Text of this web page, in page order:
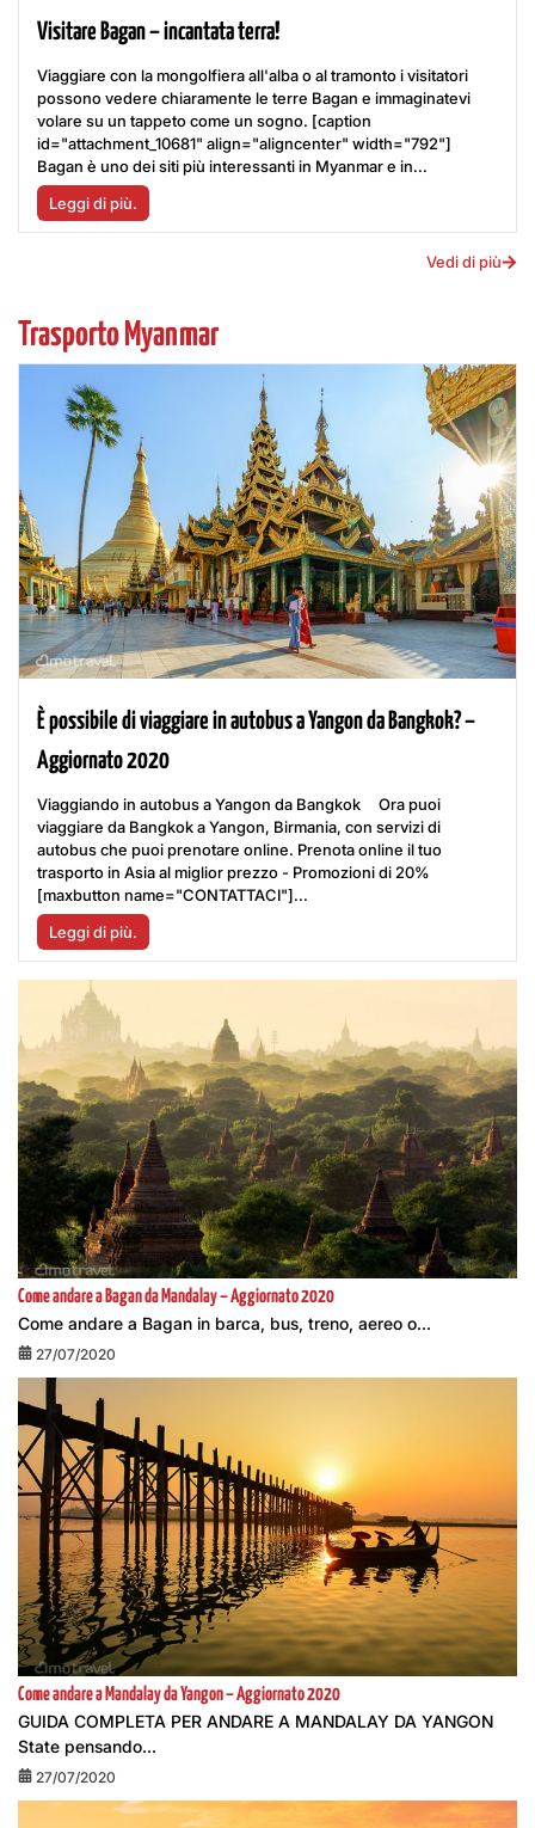
Visitare Bagan – incantata terra!
Viaggiare con la mongolfiera all'alba o al tramonto i visitatori
possono vedere chiaramente le terre Bagan e immaginatevi
volare su un tappeto come un sogno. [caption
id="attachment_10681" align="aligncenter" width="792"]
Bagan è uno dei siti più interessanti in Myanmar e in...
Leggi di più.
Vedi di più
Trasporto Myanmar
È possibile di viaggiare in autobus a Yangon da Bangkok? –
Aggiornato 2020
Viaggiando in autobus a Yangon da Bangkok Ora puoi
viaggiare da Bangkok a Yangon, Birmania, con servizi di
autobus che puoi prenotare online. Prenota online il tuo
trasporto in Asia al miglior prezzo - Promozioni di 20%
[maxbutton name="CONTATTACI"]...
Leggi di più.
Come andare a Bagan da Mandalay – Aggiornato 2020
Come andare a Bagan in barca, bus, treno, aereo o...
27/07/2020
Come andare a Mandalay da Yangon – Aggiornato 2020
GUIDA COMPLETA PER ANDARE A MANDALAY DA YANGON
State pensando...
27/07/2020